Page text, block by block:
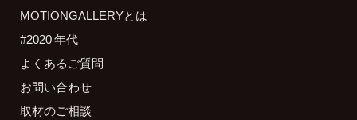
MOTIONGALLERYとは
#2020 年代
よくあるご質問
お問い合わせ
取材のご相談